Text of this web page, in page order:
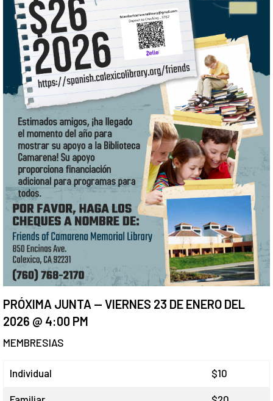
PRÓXIMA JUNTA -- VIERNES 23 DE ENERO DEL
2026 @ 4:00 PM
MEMBRESIAS
Individual $10